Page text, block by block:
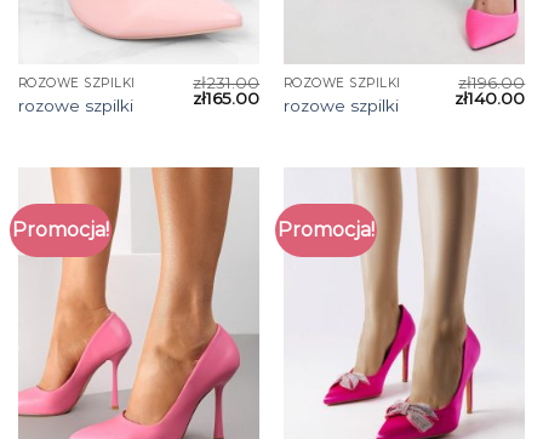
ROZOWE SZPILKI
rozowe szpilki
zł231.00
zł165.00
ROZOWE SZPILKI
rozowe szpilki
zł196.00
zł140.00
Promocja! Promocja!